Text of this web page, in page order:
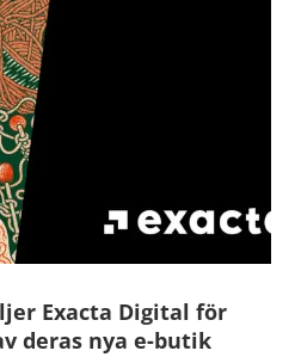
Exacta Digital för
deras nya e-butik